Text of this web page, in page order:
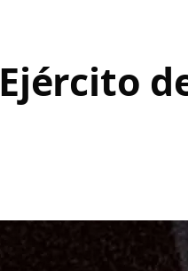
Ejército